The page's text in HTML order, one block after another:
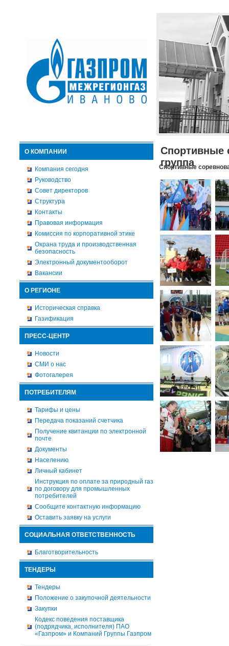
О КОМПАНИИ
Компания сегодня
Руководство
Совет директоров
Структура
Контакты
Правовая информация
Комиссия по корпоративной этике
Охрана труда и производственная
безопасность
Электронный документооборот
Вакансии
О РЕГИОНЕ
Историческая справка
Газификация
ПРЕСС-ЦЕНТР
Новости
СМИ о нас
Фотогалерея
ПОТРЕБИТЕЛЯМ
Тарифы и цены
Передача показаний счетчика
Получение квитанции по электронной
почте
Документы
Населению
Личный кабинет
Инструкция по оплате за природный газ
по договору для промышленных
потребителей
Сообщите контактную информацию
Оставить заявку на услуги
СОЦИАЛЬНАЯ ОТВЕТСТВЕННОСТЬ
Благотворительность
ТЕНДЕРЫ
Тендеры
Положение о закупочной деятельности
Закупки
Кодекс поведения поставщика
(подрядчика, исполнителя) ПАО
«Газпром» и Компаний Группы Газпром
Спортивные
группа
Спортивные